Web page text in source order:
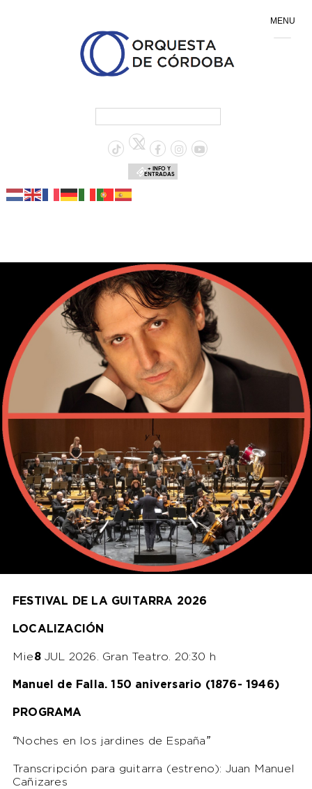
+ INFO Y
ENTRADAS
FESTIVAL DE LA GUITARRA 2026
LOCALIZACIÓN
Mie 8 JUL 2026. Gran Teatro. 20:30 h
Manuel de Falla. 150 aniversario (1876- 1946)
PROGRAMA
“Noches en los jardines de España ”
Transcripción para guitarra (estreno): Juan Manuel
Cañizares
MENU